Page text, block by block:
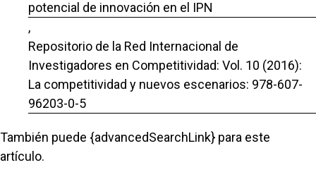
potencial de innovación en el IPN
,
Repositorio de la Red Internacional de
Investigadores en Competitividad: Vol. 10 (2016):
La competitividad y nuevos escenarios: 978-607-
96203-0-5
También puede {advancedSearchLink} para este
artículo.